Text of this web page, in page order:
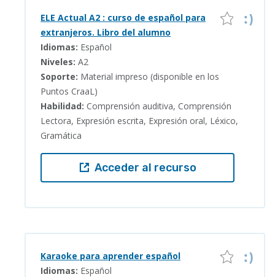
ELE Actual A2 : curso de español para
extranjeros. Libro del alumno
Idiomas: Español
Niveles: A2
Soporte: Material impreso (disponible en los
Puntos CraaL)
Habilidad: Comprensión auditiva, Comprensión
Lectora, Expresión escrita, Expresión oral, Léxico,
Gramática
Acceder al recurso
Karaoke para aprender español
Idiomas: Español